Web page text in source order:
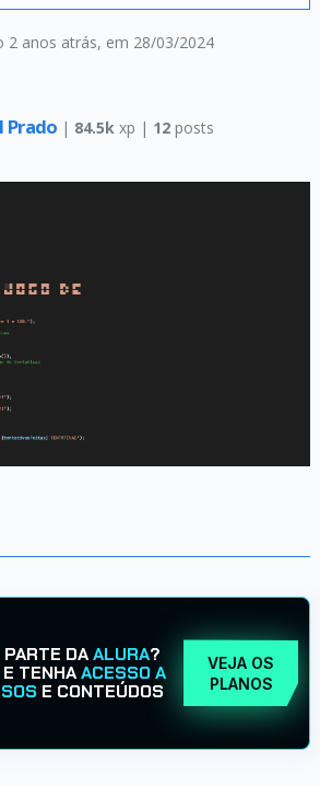
2 anos atrás, em 28/03/2024
Prado | 84.5k xp | 12 posts
PARTE DAALURA?
TENHAACESSO A
E CONTEÚDOS
VEJA OS
PLANOS